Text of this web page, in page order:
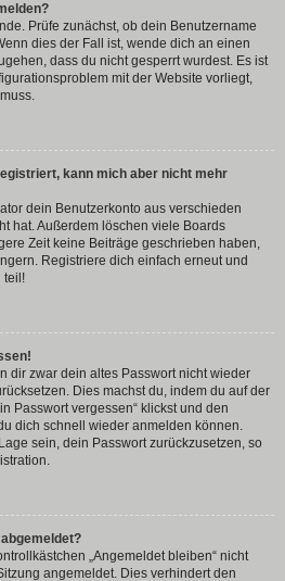
Prüfe zunächst, ob dein Benutzername
dies der Fall ist, wende dich an einen
dass du nicht gesperrt wurdest. Es ist
mit der Website vorliegt,
kann mich aber nicht mehr
dein Benutzerkonto aus verschieden
hat. Außerdem löschen viele Boards
Zeit keine Beiträge geschrieben haben,
Registriere dich einfach erneut und
teil!
dir zwar dein altes Passwort nicht wieder
Dies machst du, indem du auf der
Passwort vergessen“ klickst und den
dich schnell wieder anmelden können.
sein, dein Passwort zurückzusetzen, so
„Angemeldet bleiben“ nicht
angemeldet. Dies verhindert den